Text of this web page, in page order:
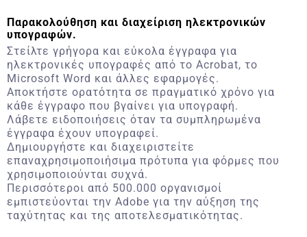
Παρακολούθηση και διαχείριση ηλεκτρονικών
υπογραφών.
Στείλτε γρήγορα και εύκολα έγγραφα για
ηλεκτρονικές υπογραφές από το Acrobat, το
Microsoft Word και άλλες εφαρμογές.
Αποκτήστε ορατότητα σε πραγματικό χρόνο για
κάθε έγγραφο που βγαίνει για υπογραφή.
Λάβετε ειδοποιήσεις όταν τα συμπληρωμένα
έγγραφα έχουν υπογραφεί.
Δημιουργήστε και διαχειριστείτε
επαναχρησιμοποιήσιμα πρότυπα για φόρμες που
χρησιμοποιούνται συχνά.
Περισσότεροι από 500.000 οργανισμοί
εμπιστεύονται την Adobe για την αύξηση της
ταχύτητας και της αποτελεσματικότητας.